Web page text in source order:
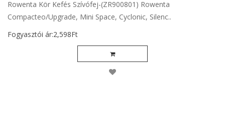
Rowenta Kör Kefés Szívófej-(ZR900801) Rowenta
Compacteo/Upgrade, Mini Space, Cyclonic, Silenc..
Fogyasztói ár:2,598Ft